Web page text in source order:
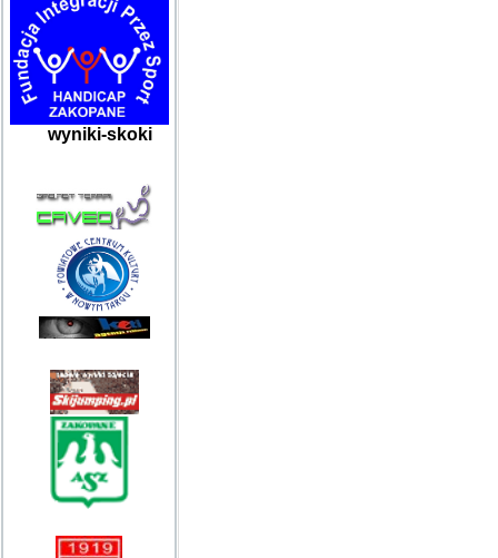
wyniki-skoki